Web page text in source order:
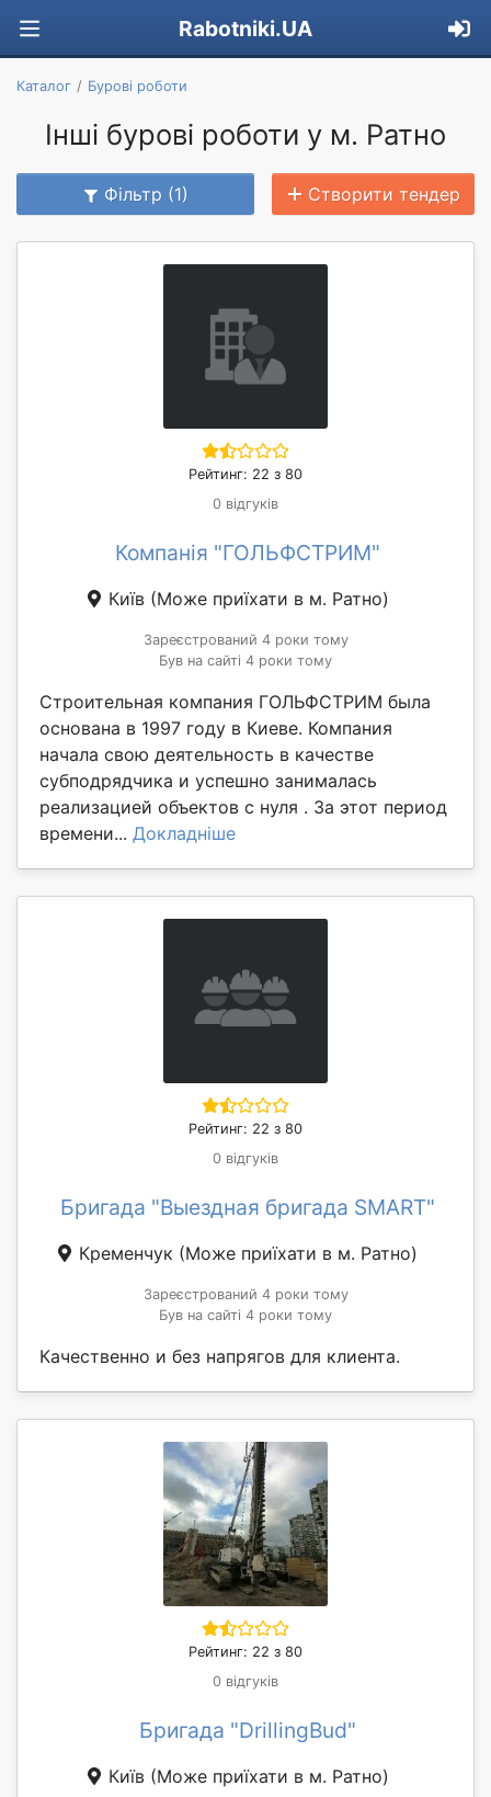
Rabotniki.UA
Каталог Бурові роботи
Інші бурові роботи у м. Ратно
Фільтр (1) Створити тендер
Рейтинг: 22 з 80
0 відгуків
Компанія "ГОЛЬФСТРИМ"
Київ (Може приїхати в м. Ратно)
Зареєстрований 4 роки тому
Був на сайті 4 роки тому
Строительная компания ГОЛЬФСТРИМ была
основана в 1997 году в Киеве. Компания
начала свою деятельность в качестве
субподрядчика и успешно занималась
реализацией объектов с нуля . За этот период
времени... Докладніше
Рейтинг: 22 з 80
0 відгуків
Бригада "Выездная бригада SMART"
Кременчук (Може приїхати в м. Ратно)
Зареєстрований 4 роки тому
Був на сайті 4 роки тому
Качественно и без напрягов для клиента.
Рейтинг: 22 з 80
0 відгуків
Бригада "DrillingBud"
Київ (Може приїхати в м. Ратно)